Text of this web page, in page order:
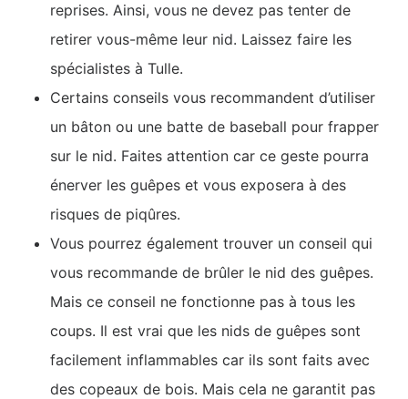
reprises. Ainsi, vous ne devez pas tenter de
retirer vous-même leur nid. Laissez faire les
spécialistes à Tulle.
Certains conseils vous recommandent d’utiliser
un bâton ou une batte de baseball pour frapper
sur le nid. Faites attention car ce geste pourra
énerver les guêpes et vous exposera à des
risques de piqûres.
Vous pourrez également trouver un conseil qui
vous recommande de brûler le nid des guêpes.
Mais ce conseil ne fonctionne pas à tous les
coups. Il est vrai que les nids de guêpes sont
facilement inflammables car ils sont faits avec
des copeaux de bois. Mais cela ne garantit pas